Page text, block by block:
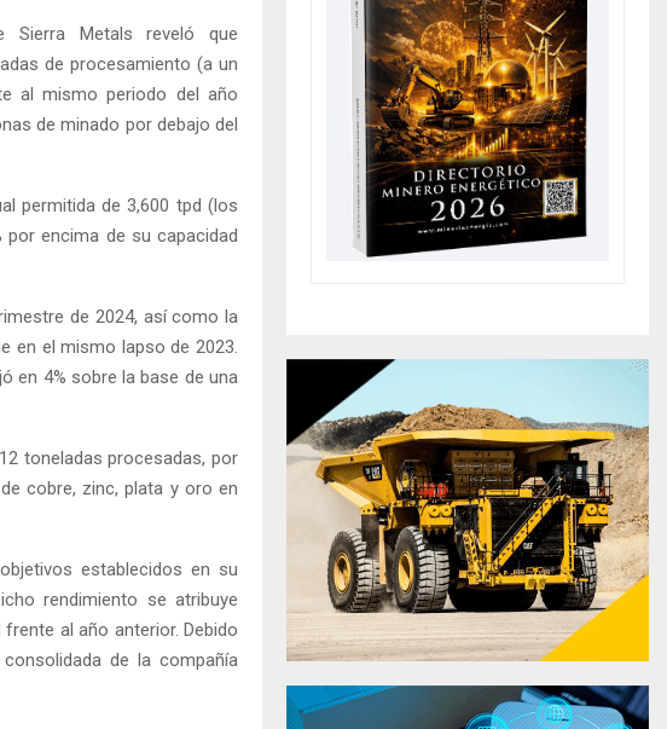
Sierra Metals reveló que
de procesamiento (a un
al mismo periodo del año
de minado por debajo del
permitida de 3,600 tpd (los
encima de su capacidad
de 2024, así como la
en el mismo lapso de 2023.
en 4% sobre la base de una
toneladas procesadas, por
cobre, zinc, plata y oro en
establecidos en su
rendimiento se atribuye
al año anterior. Debido
de la compañía